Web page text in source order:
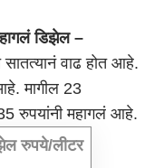
डिझेल –
सातत्यानं वाढ होत आहे.
मागील 23
रुपयांनी महागलं आहे.
रुपये/लीटर